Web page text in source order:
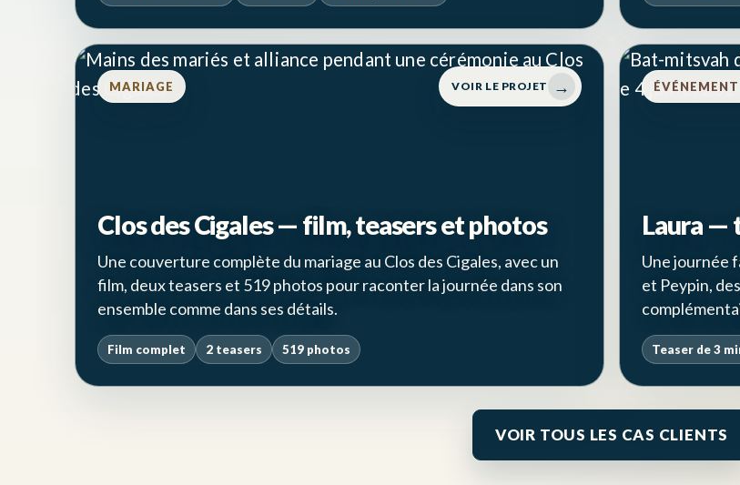
MARIAGE VOIR LE PROJET →
Clos des Cigales — film, teasers et photos
Une couverture complète du mariage au Clos des Cigales, avec un
film, deux teasers et 519 photos pour raconter la journée dans son
ensemble comme dans ses détails.
Film complet 2 teasers 519 photos
Laura —
Une journée
et Peypin,
Teaser de 3
VOIR TOUS LES CAS CLIENTS